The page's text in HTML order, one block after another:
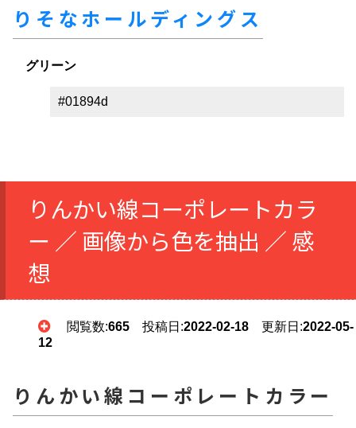
りそなホールディングス
グリーン
#01894d
りんかい線コーポレートカラ
ー ／ 画像から色を抽出 ／ 感
想
閲覧数:665 投稿日:2022-02-18 更新日:2022-05-
12
りんかい線コーポレートカラー